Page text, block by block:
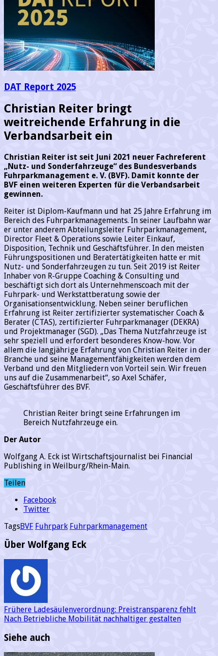
DAT Report 2025
Christian Reiter bringt
weitreichende Erfahrung in die
Verbandsarbeit ein
Christian Reiter ist seit Juni 2021 neuer Fachreferent
„Nutz- und Sonderfahrzeuge“ des Bundesverbands
Fuhrparkmanagement e. V. (BVF). Damit konnte der
BVF einen weiteren Experten für die Verbandsarbeit
gewinnen.
Reiter ist Diplom-Kaufmann und hat 25 Jahre Erfahrung im
Bereich des Fuhrparkmanagements. In seiner Laufbahn war
er unter anderem Abteilungsleiter Fuhrparkmanagement,
Director Fleet & Operations sowie Leiter Einkauf,
Disposition, Technik und Geschäftsführer. In den meisten
Führungspositionen und Beratertätigkeiten hatte er mit
Nutz- und Sonderfahrzeugen zu tun. Seit 2019 ist Reiter
Inhaber von R-Gruppe Coaching & Consulting und
beschäftigt sich dort als Unternehmenscoach mit der
Fuhrpark- und Werkstattberatung sowie der
Organisationsentwicklung. Neben seiner beruflichen
Erfahrung ist Reiter zertifizierter systematischer Coach &
Berater (CTAS), zertifizierter Fuhrparkmanager (DEKRA)
und Projektmanager (SGD). „Das Thema Nutzfahrzeuge ist
sehr speziell und erfordert besonderes Know-how. Vor
allem die langjährige Erfahrung von Christian Reiter in der
Branche und seine Managementfähigkeiten werden dem
Verband und den Mitgliedern von Vorteil sein. Wir freuen
uns auf die Zusammenarbeit“, so Axel Schäfer,
Geschäftsführer des BVF.
Christian Reiter bringt seine Erfahrungen im
Bereich Nutzfahrzeuge ein.
Der Autor
Wolfgang A. Eck ist Wirtschaftsjournalist bei Financial
Publishing in Weilburg/Rhein-Main.
Teilen
Facebook
Twitter
TagsBVF Fuhrpark Fuhrparkmanagement
Über Wolfgang Eck
Frühere Ladesäulenverordnung: Preistransparenz fehlt
Nach Betriebliche Mobilität nachhaltiger gestalten
Siehe auch